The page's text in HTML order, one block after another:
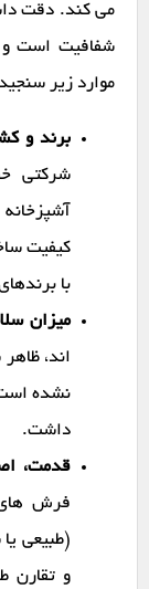
می کند. دقت
شفافیت است و
موارد زیر
برند و
شرکتی
کیفیت
با
میزان
اند،
نشده
داشت.
قدمت،
فرش های
(طبیعی
و تقارن